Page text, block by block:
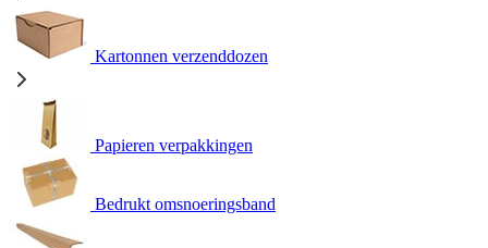
Kartonnen verzenddozen
Papieren verpakkingen
Bedrukt omsnoeringsband